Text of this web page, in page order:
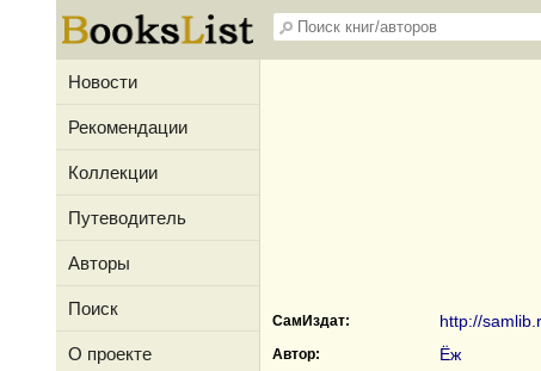
Новости
Рекомендации
Коллекции
Путеводитель
Авторы
Поиск
О проекте
СамИздат: http://
Автор: Ёж